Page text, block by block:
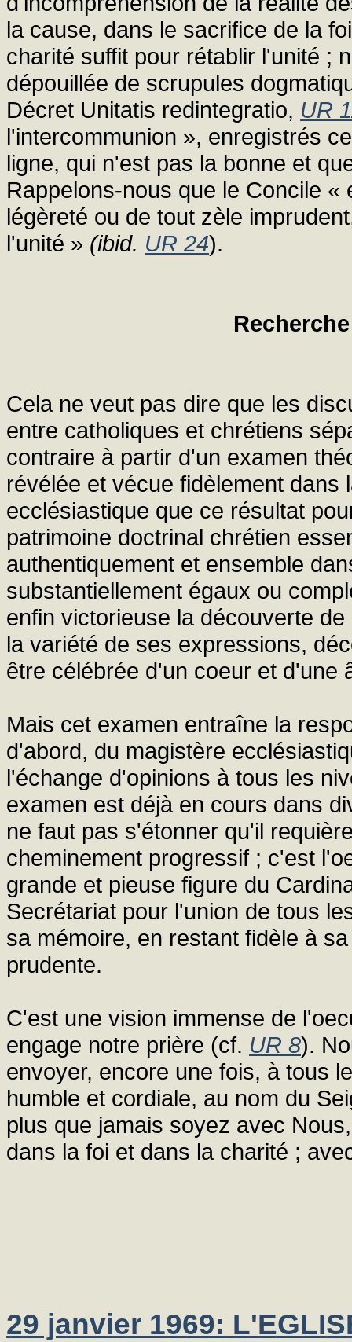
la cause, dans le sacrifice de la
charité suffit pour rétablir l'unité ;
dépouillée de scrupules
Décret Unitatis redintegratio, UR
l'intercommunion », enregistrés
ligne, qui n'est pas la bonne et
Rappelons-nous que le Concile
légèreté ou de tout zèle
l'unité » (ibid. UR 24).
Cela ne veut pas dire que les
entre catholiques et chrétiens
contraire à partir d'un examen
révélée et vécue fidèlement dans
ecclésiastique que ce résultat
patrimoine doctrinal chrétien
authentiquement et ensemble
substantiellement égaux ou
enfin victorieuse la découverte
la variété de ses expressions,
être célébrée d'un coeur et d'une
Mais cet examen entraîne la
d'abord, du magistère
l'échange d'opinions à tous les
examen est déjà en cours dans
ne faut pas s'étonner qu'il
cheminement progressif ; c'est
grande et pieuse figure du
Secrétariat pour l'union de tous
sa mémoire, en restant fidèle à
prudente.
C'est une vision immense de
engage notre prière (cf. UR 8).
envoyer, encore une fois, à tous
humble et cordiale, au nom du
plus que jamais soyez avec
dans la foi et dans la charité ;
29 janvier 1969: